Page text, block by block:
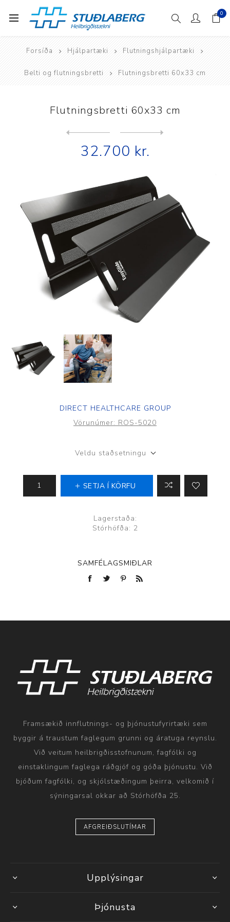
0
Forsíða Hjálpartæki Flutningshjálpartæki
Belti og flutningsbretti Flutningsbretti 60x33 cm
Flutningsbretti 60x33 cm
32.700 kr.
DIRECT HEALTHCARE GROUP
Vörunúmer: ROS-5020
Veldu staðsetningu
SETJA Í KÖRFU
Lagerstaða:
Stórhöfða: 2
SAMFÉLAGSMIÐLAR
Framsækið innflutnings- og þjónustufyrirtæki sem
byggir á traustum faglegum grunni og áratuga reynslu.
Við veitum heilbrigðisstofnunum, fagfólki og
einstaklingum faglega ráðgjöf og góða þjónustu. Við
bjóðum fagfólki, og skjólstæðingum þeirra, velkomið í
sýningarsal okkar að Stórhöfða 25.
AFGREIÐSLUTÍMAR
Upplýsingar
Þjónusta